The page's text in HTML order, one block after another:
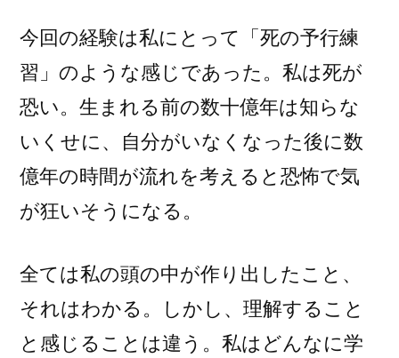
今回の経験は私にとって「死の予行練
習」のような感じであった。私は死が
恐い。生まれる前の数十億年は知らな
いくせに、自分がいなくなった後に数
億年の時間が流れを考えると恐怖で気
が狂いそうになる。
全ては私の頭の中が作り出したこと、
それはわかる。しかし、理解すること
と感じることは違う。私はどんなに学